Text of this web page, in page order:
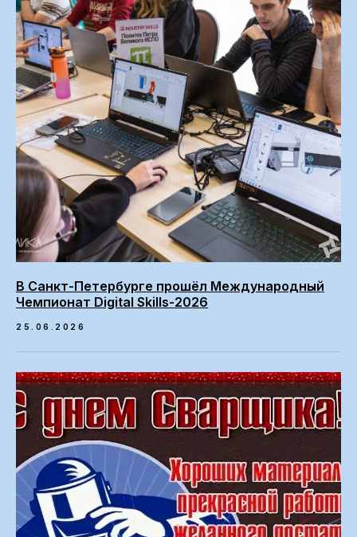
В Санкт-Петербурге прошёл Международный
Чемпионат Digital Skills-2026
25.06.2026